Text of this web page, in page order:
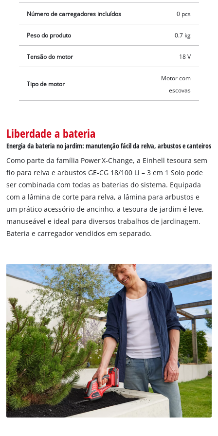
Número de carregadores incluídos 0 pcs
Peso do produto 0.7 kg
Tensão do motor 18 V
Tipo de motor
Motor com
escovas
Liberdade a bateria
Energia da bateria no jardim: manutenção fácil da relva, arbustos e canteiros
Como parte da família Power X-Change, a Einhell tesoura sem
fio para relva e arbustos GE-CG 18/100 Li – 3 em 1 Solo pode
ser combinada com todas as baterias do sistema. Equipada
com a lâmina de corte para relva, a lâmina para arbustos e
um prático acessório de ancinho, a tesoura de jardim é leve,
manuseável e ideal para diversos trabalhos de jardinagem.
Bateria e carregador vendidos em separado.